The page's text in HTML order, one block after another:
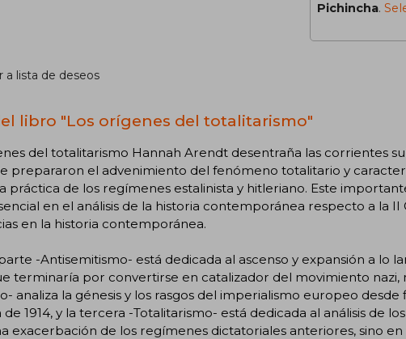
Pichincha.
a lista de deseos
libro "Los orígenes del totalitarismo"
del totalitarismo Hannah Arendt desentraña las corrientes
prepararon el advenimiento del fenómeno totalitario y
práctica de los regímenes estalinista y hitleriano. Este
en el análisis de la historia contemporánea respecto a la II
en la historia contemporánea.
-Antisemitismo- está dedicada al ascenso y expansión a lo
terminaría por convertirse en catalizador del movimiento nazi,
analiza la génesis y los rasgos del imperialismo europeo desde
de 1914, y la tercera -Totalitarismo- está dedicada al análisis de
exacerbación de los regímenes dictatoriales anteriores, sino